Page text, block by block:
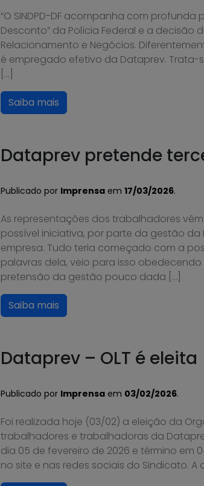
“O SINDPD-DF acompanha com
Desconto” da Polícia Federal e a decisão
Relacionamento e Negócios.
é empregado efetivo da Dataprev. Trata-
[…]
Saiba mais
Dataprev pretende
Publicado por Imprensa em 17/03/2026.
As representações dos trabalhadores
possível iniciativa, por parte da gestão
empresa. Tudo teria começado com a
palavras dela, veio para isso
pretensão da gestão pouco dada […]
Saiba mais
Dataprev – OLT é eleita
Publicado por Imprensa em 03/02/2026.
Foi realizada hoje (03/02) a eleição da
trabalhadores e trabalhadoras da
dia 05 de fevereiro de 2026 e término em
no site e nas redes sociais do Sindicato. A